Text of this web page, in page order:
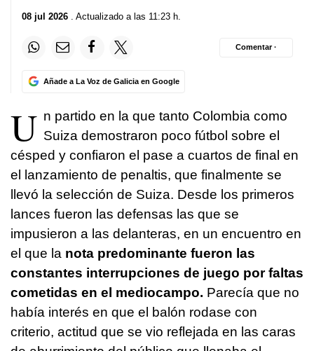
08 jul 2026 . Actualizado a las 11:23 h.
Añade a La Voz de Galicia en Google
Comentar ·
U n partido en la que tanto Colombia como
Suiza demostraron poco fútbol sobre el
césped y confiaron el pase a cuartos de final en
el lanzamiento de penaltis, que finalmente se
llevó la selección de Suiza. Desde los primeros
lances fueron las defensas las que se
impusieron a las delanteras, en un encuentro en
el que la nota predominante fueron las
constantes interrupciones de juego por faltas
cometidas en el mediocampo. Parecía que no
había interés en que el balón rodase con
criterio, actitud que se vio reflejada en las caras